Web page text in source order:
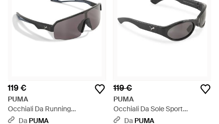
119 €
PUMA
Occhiali Da Running
Performance Lite, Accessori,
Da PUMA
119 €
PUMA
Occhiali Da Sole Sport
Lifestyle, Accessori, Nero -
Da PUMA